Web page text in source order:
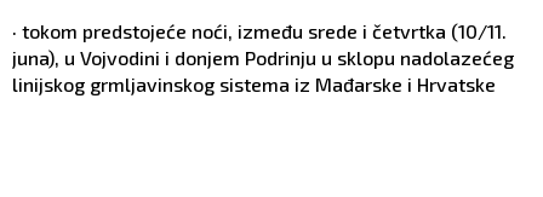
· tokom predstojeće noći, između srede i četvrtka (10/11.
juna), u Vojvodini i donjem Podrinju u sklopu nadolazećeg
linijskog grmlјavinskog sistema iz Mađarske i Hrvatske